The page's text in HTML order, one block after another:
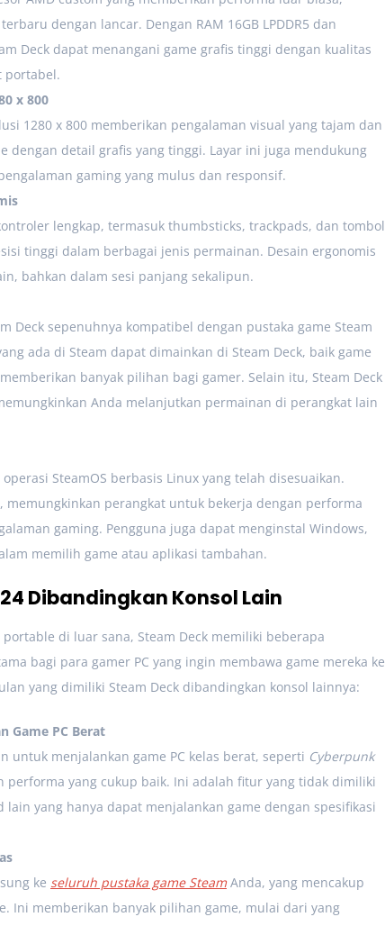
dengan lancar. Dengan RAM 16GB LPDDR5 dan
Deck dapat menangani game grafis tinggi dengan kualitas
portabel.
x 800
1280 x 800 memberikan pengalaman visual yang tajam dan
dengan detail grafis yang tinggi. Layar ini juga mendukung
gaming yang mulus dan responsif.
lengkap, termasuk thumbsticks, trackpads, dan tombol
tinggi dalam berbagai jenis permainan. Desain ergonomis
bahkan dalam sesi panjang sekalipun.
Deck sepenuhnya kompatibel dengan pustaka game Steam
ada di Steam dapat dimainkan di Steam Deck, baik game
banyak pilihan bagi gamer. Selain itu, Steam Deck
Anda melanjutkan permainan di perangkat lain
SteamOS berbasis Linux yang telah disesuaikan.
memungkinkan perangkat untuk bekerja dengan performa
gaming. Pengguna juga dapat menginstal Windows,
memilih game atau aplikasi tambahan.
Dibandingkan Konsol Lain
di luar sana, Steam Deck memiliki beberapa
bagi para gamer PC yang ingin membawa game mereka ke
yang dimiliki Steam Deck dibandingkan konsol lainnya:
Game PC Berat
untuk menjalankan game PC kelas berat, seperti Cyberpunk
performa yang cukup baik. Ini adalah fitur yang tidak dimiliki
yang hanya dapat menjalankan game dengan spesifikasi
ke seluruh pustaka game SteamAnda, yang mencakup
Ini memberikan banyak pilihan game, mulai dari yang